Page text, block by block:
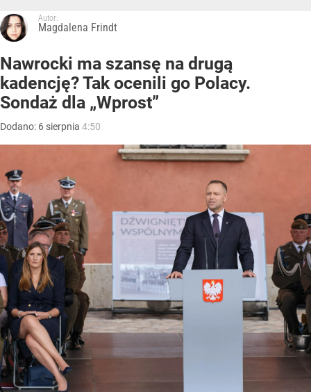
Autor:
Magdalena Frindt
Nawrocki ma szansę na drugą
kadencję? Tak ocenili go Polacy.
Sondaż dla „Wprost”
Dodano: 6 sierpnia 4:50